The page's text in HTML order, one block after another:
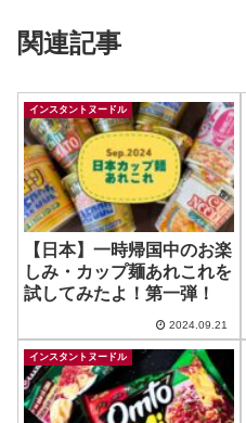
関連記事
インスタントヌードル
【日本】一時帰国中のお楽
しみ・カップ麺あれこれを
試してみたよ！第一弾！
2024.09.21
インスタントヌードル